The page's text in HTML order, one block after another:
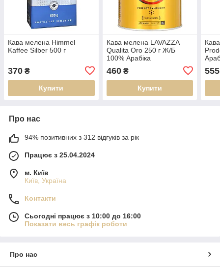
Кава мелена Himmel
Kaffee Silber 500 г
370 ₴
Купити
Кава мелена LAVAZZA
Qualita Oro 250 г Ж/Б
100% Арабіка
460₴
Купити
555
Про нас
94% позитивних з 312 відгуків за рік
Працює з 25.04.2024
м. Київ
Київ, Україна
Контакти
Сьогодні працює з 10:00 до 16:00
Показати весь графік роботи
Про нас